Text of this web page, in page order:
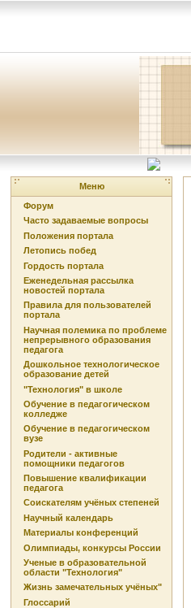
Меню
Форум
Часто задаваемые вопросы
Положения портала
Летопись побед
Гордость портала
Еженедельная рассылка
новостей портала
Правила для пользователей
портала
Научная полемика по проблеме
непрерывного образования
педагога
Дошкольное технологическое
образование детей
"Технология" в школе
Обучение в педагогическом
колледже
Обучение в педагогическом
вузе
Родители - активные
помощники педагогов
Повышение квалификации
педагога
Соискателям учёных степеней
Научный календарь
Материалы конференций
Олимпиады, конкурсы России
Ученые в образовательной
области "Технология"
Жизнь замечательных учёных"
Глоссарий